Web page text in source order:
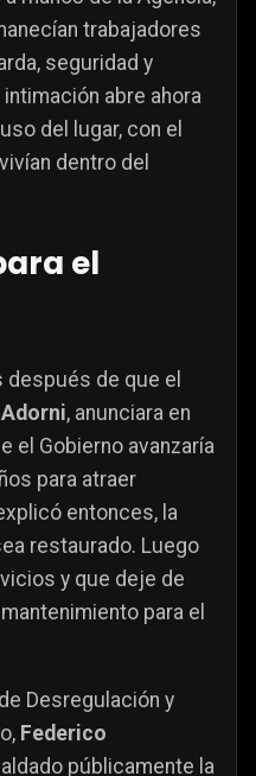
trabajadores
seguridad y
abre ahora
del lugar, con el
dentro del
el
después de que el
, anunciara en
el Gobierno avanzaría
para atraer
entonces, la
restaurado. Luego
y que deje de
para el
Desregulación y
Federico
públicamente la